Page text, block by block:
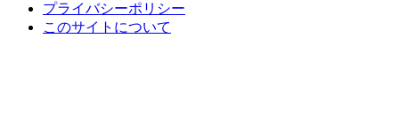
プライバシーポリシー
このサイトについて